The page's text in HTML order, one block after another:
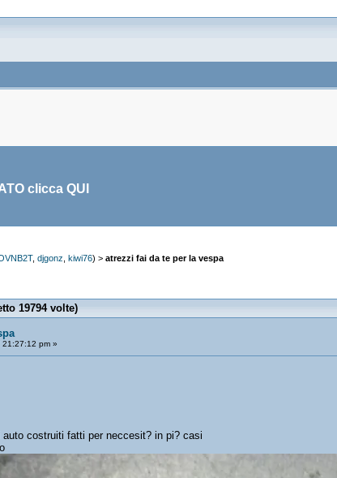
clicca QUI
, djgonz kiwi76) > atrezzi fai da te per la vespa
19794 volte)
21:27:12 pm »
costruiti fatti per neccesit? in pi? casi